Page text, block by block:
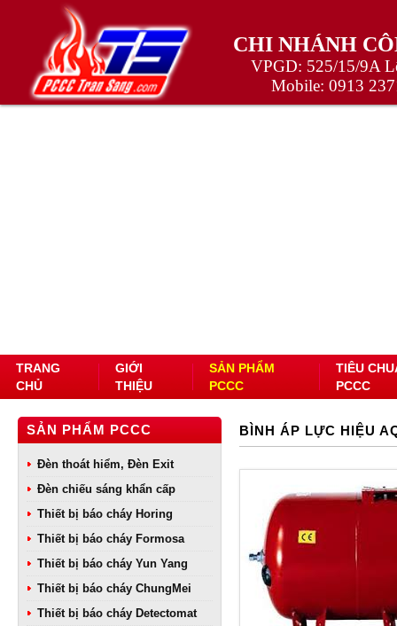
CHI NHÁNH
VPGD: 525/15/9A
Mobile: 0913
TRANG
CHỦ
GIỚI
THIỆU
SẢN PHẨM
PCCC
TIÊU
PCCC
SẢN PHẨM PCCC
Đèn thoát hiểm, Đèn Exit
Đèn chiếu sáng khẩn cấp
Thiết bị báo cháy Horing
Thiết bị báo cháy Formosa
Thiết bị báo cháy Yun Yang
Thiết bị báo cháy ChungMei
Thiết bị báo cháy Detectomat
BÌNH ÁP LỰC HIỆU